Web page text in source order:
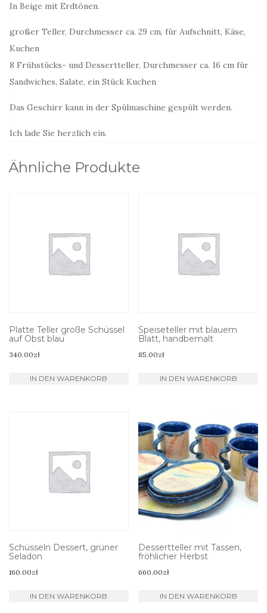
In Beige mit Erdtönen.
großer Teller, Durchmesser ca. 29 cm, für Aufschnitt, Käse,
Kuchen
8 Frühstücks- und Dessertteller, Durchmesser ca. 16 cm für
Sandwiches, Salate, ein Stück Kuchen
Das Geschirr kann in der Spülmaschine gespült werden.
Ich lade Sie herzlich ein.
Ähnliche Produkte
Platte Teller große Schüssel
auf Obst blau
340.00zł
IN DEN WARENKORB
Speiseteller mit blauem
Blatt, handbemalt
85.00zł
IN DEN WARENKORB
Schüsseln Dessert, grüner
Seladon
160.00zł
IN DEN WARENKORB
Dessertteller mit Tassen,
fröhlicher Herbst
660.00zł
IN DEN WARENKORB